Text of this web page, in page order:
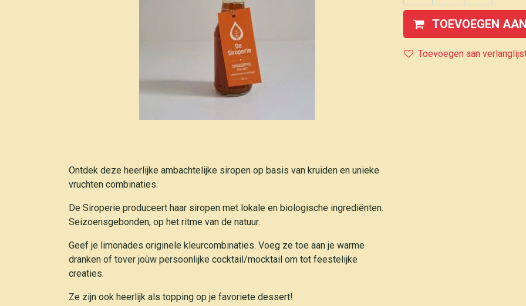
Ontdek deze heerlijke ambachtelijke siropen op basis van kruiden en unieke
vruchten combinaties.
De Siroperie produceert haar siropen met lokale en biologische ingrediënten.
Seizoensgebonden, op het ritme van de natuur.
Geef je limonades originele kleurcombinaties. Voeg ze toe aan je warme
dranken of tover joùw persoonlijke cocktail/mocktail om tot feestelijke
creaties.
Ze zijn ook heerlijk als topping op je favoriete dessert!
TOEVOEGEN
Toevoegen aan